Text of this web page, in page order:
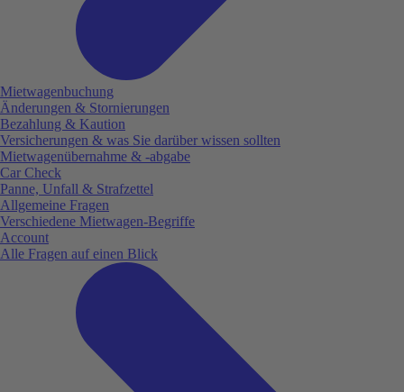
Mietwagenbuchung
Änderungen & Stornierungen
Bezahlung & Kaution
Versicherungen & was Sie darüber wissen sollten
Mietwagenübernahme & -abgabe
Car Check
Panne, Unfall & Strafzettel
Allgemeine Fragen
Verschiedene Mietwagen-Begriffe
Account
Alle Fragen auf einen Blick